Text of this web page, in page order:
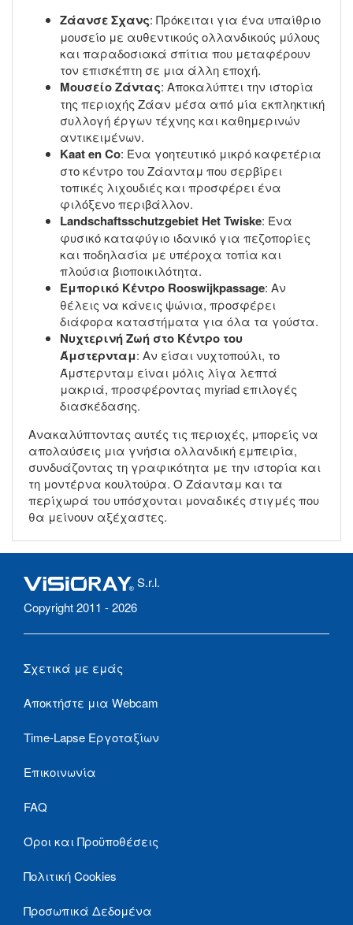
Ζάανσε Σχανς: Πρόκειται για ένα υπαίθριο
μουσείο με αυθεντικούς ολλανδικούς μύλους
και παραδοσιακά σπίτια που μεταφέρουν
τον επισκέπτη σε μια άλλη εποχή.
Μουσείο Ζάντας: Αποκαλύπτει την ιστορία
της περιοχής Ζάαν μέσα από μία εκπληκτική
συλλογή έργων τέχνης και καθημερινών
αντικειμένων.
Kaat en Co: Ένα γοητευτικό μικρό καφετέρια
στο κέντρο του Ζάανταμ που σερβίρει
τοπικές λιχουδιές και προσφέρει ένα
φιλόξενο περιβάλλον.
Landschaftsschutzgebiet Het Twiske: Ένα
φυσικό καταφύγιο ιδανικό για πεζοπορίες
και ποδηλασία με υπέροχα τοπία και
πλούσια βιοποικιλότητα.
Εμπορικό Κέντρο Rooswijkpassage: Αν
θέλεις να κάνεις ψώνια, προσφέρει
διάφορα καταστήματα για όλα τα γούστα.
Νυχτερινή Ζωή στο Κέντρο του
Άμστερνταμ: Αν είσαι νυχτοπούλι, το
Άμστερνταμ είναι μόλις λίγα λεπτά
μακριά, προσφέροντας myriad επιλογές
διασκέδασης.
Ανακαλύπτοντας αυτές τις περιοχές, μπορείς να
απολαύσεις μια γνήσια ολλανδική εμπειρία,
συνδυάζοντας τη γραφικότητα με την ιστορία και
τη μοντέρνα κουλτούρα. Ο Ζάανταμ και τα
περίχωρά του υπόσχονται μοναδικές στιγμές που
θα μείνουν αξέχαστες.
S.r.l.
Copyright 2011 - 2026
Σχετικά με εμάς
Αποκτήστε μια Webcam
Time-Lapse Εργοταξίων
Επικοινωνία
FAQ
Όροι και Προϋποθέσεις
Πολιτική Cookies
Προσωπικά Δεδομένα